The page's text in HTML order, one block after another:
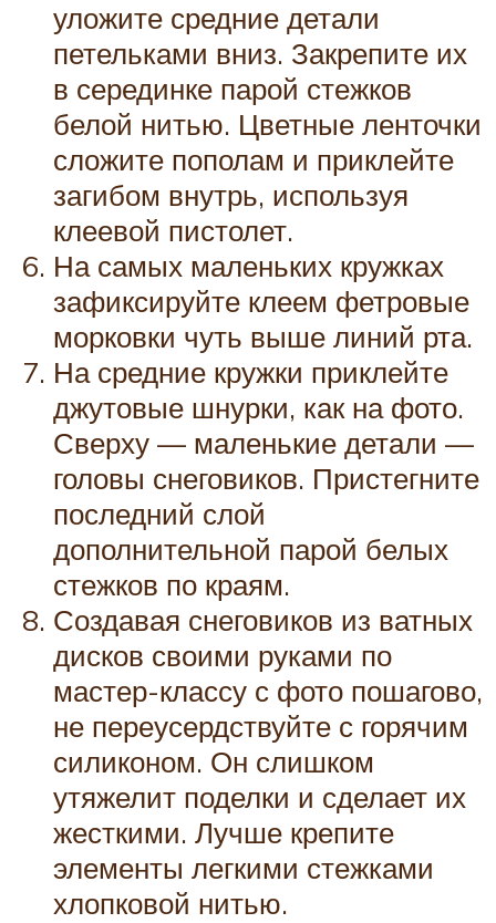
уложите средние детали
петельками вниз. Закрепите их
в серединке парой стежков
белой нитью. Цветные ленточки
сложите пополам и приклейте
загибом внутрь, используя
клеевой пистолет.
На самых маленьких кружках
зафиксируйте клеем фетровые
морковки чуть выше линий рта.
На средние кружки приклейте
джутовые шнурки, как на фото.
Сверху — маленькие детали —
головы снеговиков. Пристегните
последний слой
дополнительной парой белых
стежков по краям.
Создавая снеговиков из ватных
дисков своими руками по
мастер-классу с фото пошагово,
не переусердствуйте с горячим
силиконом. Он слишком
утяжелит поделки и сделает их
жесткими. Лучше крепите
элементы легкими стежками
хлопковой нитью.